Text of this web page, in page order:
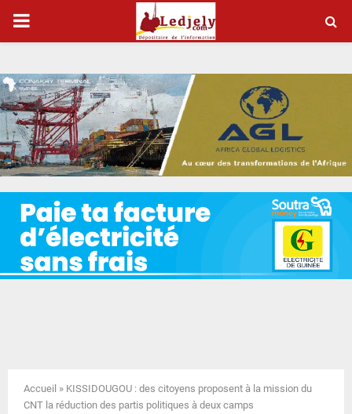
P
I
M
A
R
Y
N
Accueil » KISSIDOUGOU : des citoyens proposent à la mission du
CNT la réduction des partis politiques à deux camps